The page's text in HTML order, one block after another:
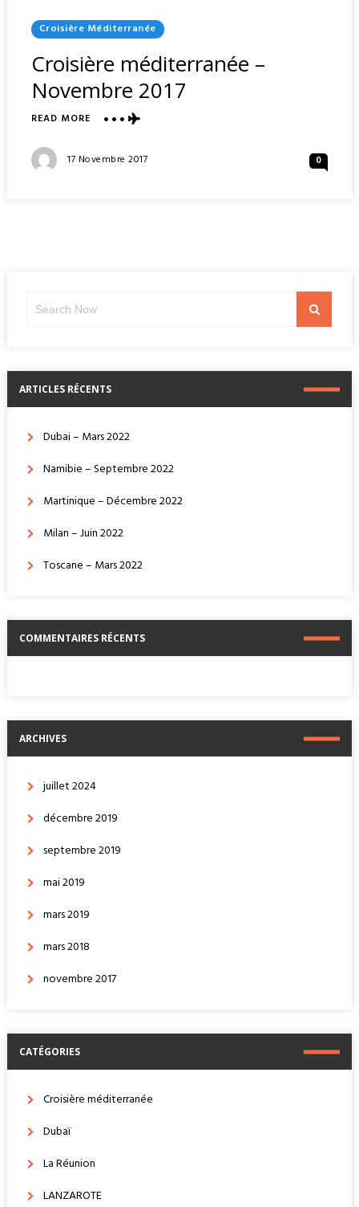
Posted
In
Croisière Méditerranée
Croisière méditerranée –
Novembre 2017
READ MOREABOUT
–
Posted
17 Novembre 2017 0
Search
ARTICLES RÉCENTS
Dubai – Mars 2022
Namibie – Septembre 2022
Martinique – Décembre 2022
Milan – Juin 2022
Toscane – Mars 2022
COMMENTAIRES RÉCENTS
ARCHIVES
juillet 2024
décembre 2019
septembre 2019
mai 2019
mars 2019
mars 2018
novembre 2017
CATÉGORIES
Croisière méditerranée
Dubaï
La Réunion
LANZAROTE